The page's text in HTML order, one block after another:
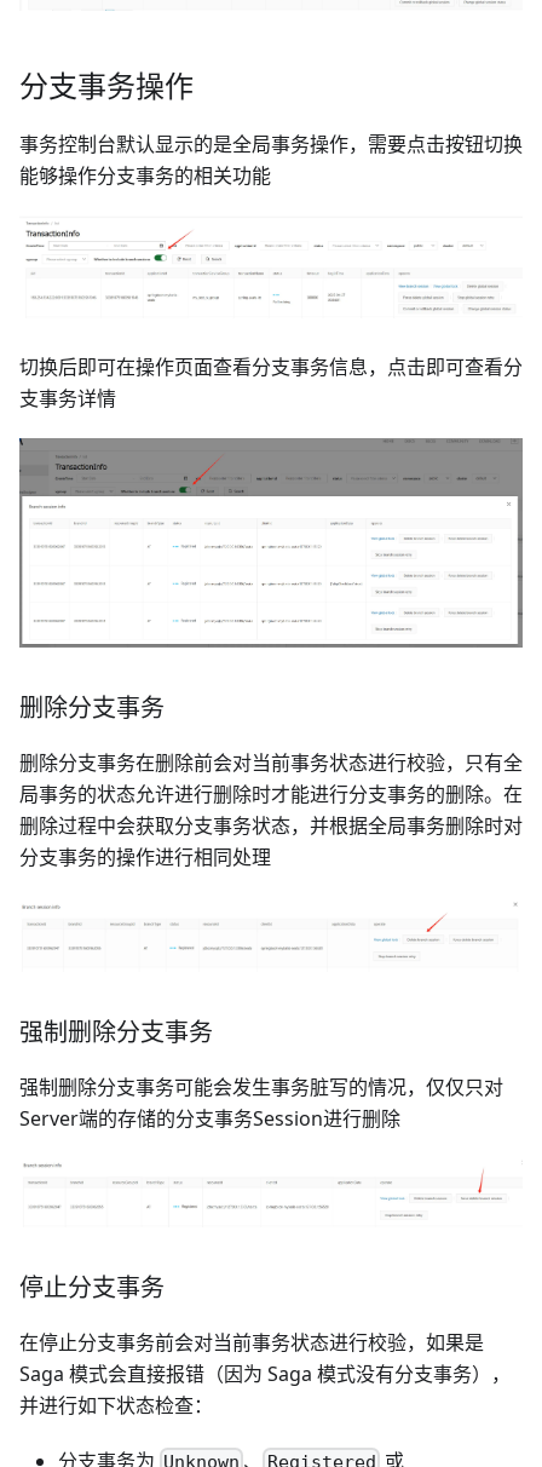
分支事务操作
事务控制台默认显示的是全局事务操作，需要点击按钮切换
能够操作分支事务的相关功能
切换后即可在操作页面查看分支事务信息，点击即可查看分
支事务详情
删除分支事务
删除分支事务在删除前会对当前事务状态进行校验，只有全
局事务的状态允许进行删除时才能进行分支事务的删除。在
删除过程中会获取分支事务状态，并根据全局事务删除时对
分支事务的操作进行相同处理
强制删除分支事务
强制删除分支事务可能会发生事务脏写的情况，仅仅只对
Server端的存储的分支事务Session进行删除
停止分支事务
在停止分支事务前会对当前事务状态进行校验，如果是
Saga 模式会直接报错（因为 Saga 模式没有分支事务），
并进行如下状态检查：
分支事务为 Unknown 、 Registered 或